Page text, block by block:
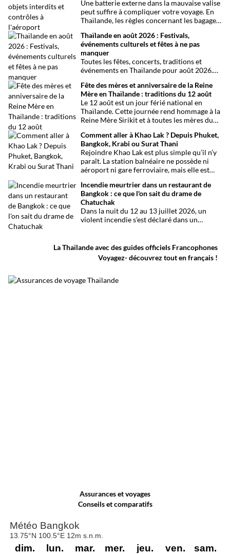
Une batterie externe dans la mauvaise valise
peut suffire à compliquer votre voyage. En
Thaïlande, les règles concernant les bagages,
méritent d’être vérifiées avant le départ.
Thaïlande en août 2026 : Festivals,
événements culturels et fêtes à ne pas
manquer
Toutes les fêtes, concerts, traditions et
événements en Thaïlande pour août 2026.
organiser son voyage.
Fête des mères et anniversaire de la Reine
Mère en Thaïlande : traditions du 12 août
Le 12 août est un jour férié national en
Thaïlande. Cette journée rend hommage à la
Reine Mère Sirikit et à toutes les mères du
traditions bouddhistes et festivités
populaires dans tout le royaume.
Comment aller à Khao Lak ? Depuis Phuket,
Bangkok, Krabi ou Surat Thani
Rejoindre Khao Lak est plus simple qu’il n’y
paraît. La station balnéaire ne possède ni
aéroport ni gare ferroviaire, mais elle est
international de Phuket, situé à un peu plus
d’une heure de route. Que vous arriviez de
Bangkok, Phuket, Krabi, Surat Thani ou de
Khao Sok, voici toutes les solutions pour
organiser votre trajet dans les meilleures
Incendie meurtrier dans un restaurant de
Bangkok : ce que l'on sait du drame de
Chatuchak
Dans la nuit du 12 au 13 juillet 2026, un
violent incendie s’est déclaré dans un
provisoire est particulièrement lourd avec
au moins 27 morts et plusieurs dizaines de
blessés.
La Thaïlande avec des guides officiels Francophones
Voyagez- découvrez tout en français !
Assurances et voyages
Conseils et comparatifs